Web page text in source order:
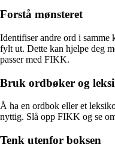
Forstå mønsteret
Identifiser andre ord i samme
fylt ut. Dette kan hjelpe deg
passer med FIKK.
Bruk ordbøker og
Å ha en ordbok eller et
nyttig. Slå opp FIKK og se
Tenk utenfor boksen